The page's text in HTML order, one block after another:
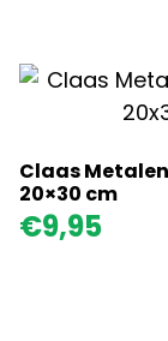
Claas
20×30 cm
€9,95